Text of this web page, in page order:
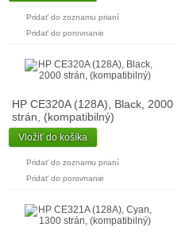
Pridať do zoznamu prianí
Pridať do porovnanie
HP CE320A (128A), Black, 2000
strán, (kompatibilný)
Vložiť do košíka
Pridať do zoznamu prianí
Pridať do porovnanie